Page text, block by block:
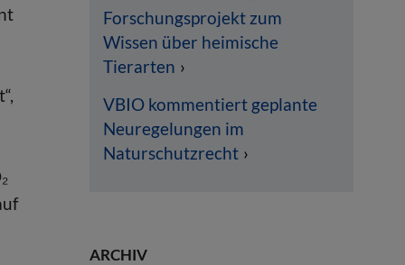
Forschungsprojekt zum
Wissen über heimische
Tierarten
VBIO kommentiert geplante
Neuregelungen im
Naturschutzrecht
ARCHIV